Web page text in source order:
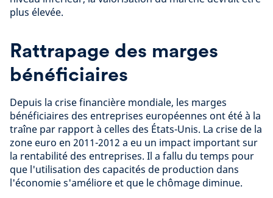
plus élevée.
Rattrapage des marges
bénéficiaires
Depuis la crise financière mondiale, les marges
bénéficiaires des entreprises européennes ont été à la
traîne par rapport à celles des États-Unis. La crise de la
zone euro en 2011-2012 a eu un impact important sur
la rentabilité des entreprises. Il a fallu du temps pour
que l'utilisation des capacités de production dans
l'économie s'améliore et que le chômage diminue.